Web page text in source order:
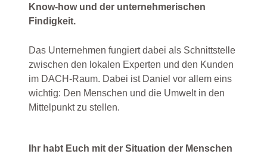
Know-how und der unternehmerischen
Findigkeit.
Das Unternehmen fungiert dabei als Schnittstelle
zwischen den lokalen Experten und den Kunden
im DACH-Raum. Dabei ist Daniel vor allem eins
wichtig: Den Menschen und die Umwelt in den
Mittelpunkt zu stellen.
Ihr habt Euch mit der Situation der Menschen